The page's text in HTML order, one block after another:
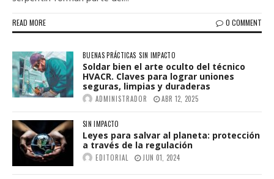
READ MORE 0 COMMENT
BUENAS PRÁCTICAS SIN IMPACTO
Soldar bien el arte oculto del técnico
HVACR. Claves para lograr uniones
seguras, limpias y duraderas
ADMINISTRADOR ABR 12, 2025
SIN IMPACTO
Leyes para salvar al planeta: protección
a través de la regulación
EDITORIAL JUN 01, 2024